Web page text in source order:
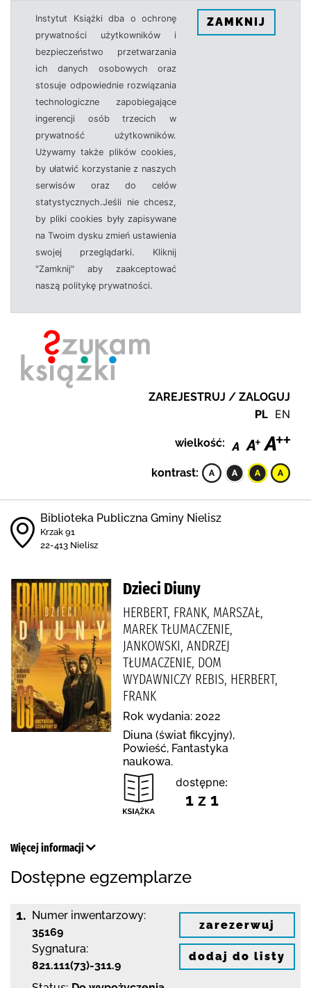
Instytut Książki dba o ochronę
prywatności użytkowników i
bezpieczeństwo przetwarzania
ich danych osobowych oraz
stosuje odpowiednie rozwiązania
technologiczne zapobiegające
ingerencji osób trzecich w
prywatność użytkowników.
Używamy także plików cookies,
by ułatwić korzystanie z naszych
serwisów oraz do celów
statystycznych.Jeśli nie chcesz,
by pliki cookies były zapisywane
na Twoim dysku zmień ustawienia
swojej przeglądarki. Kliknij
"Zamknij" aby zaakceptować
naszą politykę prywatności.
ZAMKNIJ
ZAREJESTRUJ / ZALOGUJ
PL EN
wielkość:
kontrast:
Biblioteka Publiczna Gminy Nielisz
Krzak 91
22-413 Nielisz
Dzieci Diuny
HERBERT, FRANK, MARSZAŁ,
MAREK TŁUMACZENIE,
JANKOWSKI, ANDRZEJ
TŁUMACZENIE, DOM
WYDAWNICZY REBIS, HERBERT,
FRANK
Rok wydania: 2022
Diuna (świat fikcyjny),
Powieść, Fantastyka
naukowa.
dostępne:
1 z 1
Więcej informacji
Dostępne egzemplarze
1. Numer inwentarzowy:
35169
Sygnatura:
821.111(73)-311.9
zarezerwuj
dodaj do listy